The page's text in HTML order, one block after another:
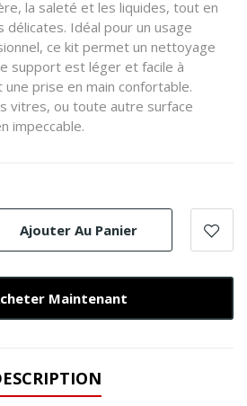
la saleté et les liquides, tout en
Idéal pour un usage
ce kit permet un nettoyage
support est léger et facile à
prise en main confortable.
vitres, ou toute autre surface
impeccable.
Ajouter Au Panier
Maintenant